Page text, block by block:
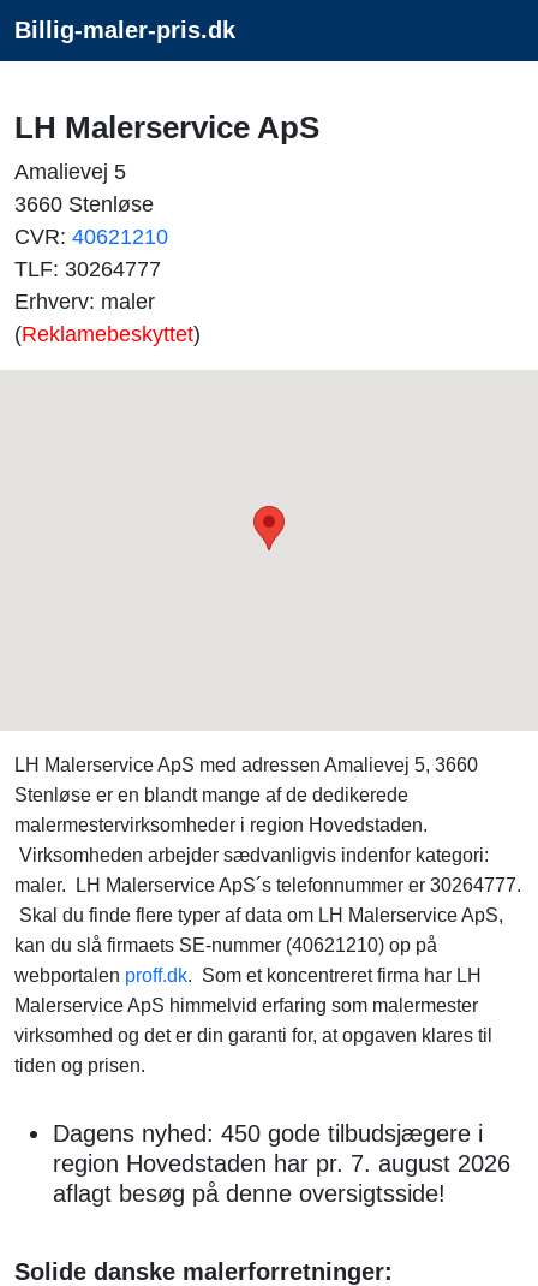
Billig-maler-pris.dk
LH Malerservice ApS
Amalievej 5
3660 Stenløse
CVR: 40621210
TLF: 30264777
Erhverv: maler
(Reklamebeskyttet)
LH Malerservice ApS med adressen Amalievej 5, 3660
Stenløse er en blandt mange af de dedikerede
malermestervirksomheder i region Hovedstaden.
Virksomheden arbejder sædvanligvis indenfor kategori:
maler. LH Malerservice ApS´s telefonnummer er 30264777.
Skal du finde flere typer af data om LH Malerservice ApS,
kan du slå firmaets SE-nummer (40621210) op på
webportalen proff.dk. Som et koncentreret firma har LH
Malerservice ApS himmelvid erfaring som malermester
virksomhed og det er din garanti for, at opgaven klares til
tiden og prisen.
Dagens nyhed: 450 gode tilbudsjægere i
region Hovedstaden har pr. 7. august 2026
aflagt besøg på denne oversigtsside!
Solide danske malerforretninger: